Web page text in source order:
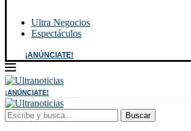
Ultra Negocios
Espectáculos
¡ANÚNCIATE!
¡ANÚNCIATE!
Buscar